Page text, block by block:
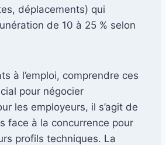
déplacements) qui
de 10 à 25 % selon
à l’emploi, comprendre ces
pour négocier
les employeurs, il s’agit de
face à la concurrence pour
profils techniques. La